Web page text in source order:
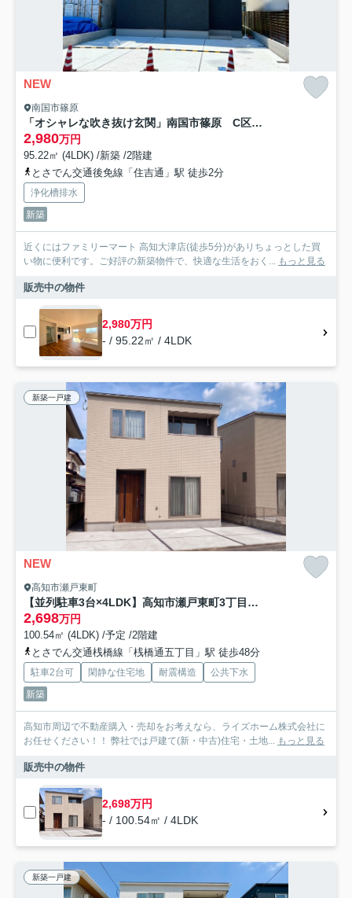
NEW
南国市篠原
「オシャレな吹き抜け玄関」南国市篠原 C区画 新築戸建
2,980万円
95.22㎡ (4LDK) /新築 /2階建
とさでん交通後免線「住吉通」駅 徒歩2分
浄化槽排水
新築
近くにはファミリーマート 高知大津店(徒歩5分)がありちょっとした買
い物に便利です。ご好評の新築物件で、快適な生活をおく... もっと見る
販売中の物件
2,980万円
- / 95.22㎡ / 4LDK
新築一戸建
NEW
高知市瀬戸東町
【並列駐車3台×4LDK】高知市瀬戸東町3丁目建売1
2,698万円
100.54㎡ (4LDK) /予定 /2階建
とさでん交通桟橋線「桟橋通五丁目」駅 徒歩48分
駐車2台可 閑静な住宅地 耐震構造
公共下水
新築
高知市周辺で不動産購入・売却をお考えなら、ライズホーム株式会社に
お任せください！！ 弊社では戸建て(新・中古)住宅・土地... もっと見る
販売中の物件
2,698万円
- / 100.54㎡ / 4LDK
新築一戸建